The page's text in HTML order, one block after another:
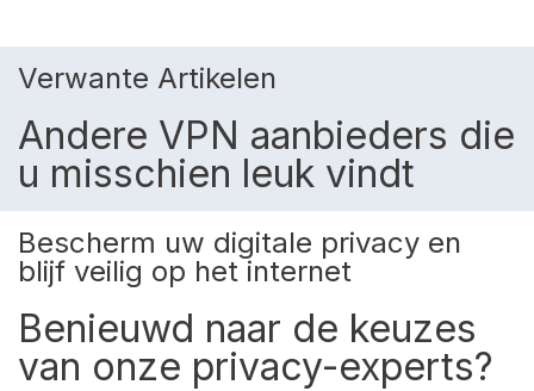
Verwante Artikelen
Andere VPN aanbieders die
u misschien leuk vindt
Bescherm uw digitale privacy en
blijf veilig op het internet
Benieuwd naar de keuzes
van onze privacy-experts?